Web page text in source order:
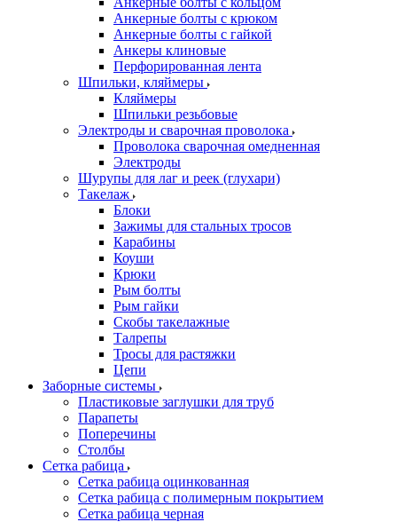
Анкерные болты с крюком
Анкерные болты с гайкой
Анкеры клиновые
Перфорированная лента
Шпильки, кляймеры
Кляймеры
Шпильки резьбовые
Электроды и сварочная проволока
Проволока сварочная омедненная
Электроды
Шурупы для лаг и реек (глухари)
Такелаж
Блоки
Зажимы для стальных тросов
Карабины
Коуши
Крюки
Рым болты
Рым гайки
Скобы такелажные
Талрепы
Тросы для растяжки
Цепи
Заборные системы
Пластиковые заглушки для труб
Парапеты
Поперечины
Столбы
Сетка рабица
Сетка рабица оцинкованная
Сетка рабица с полимерным покрытием
Сетка рабица черная